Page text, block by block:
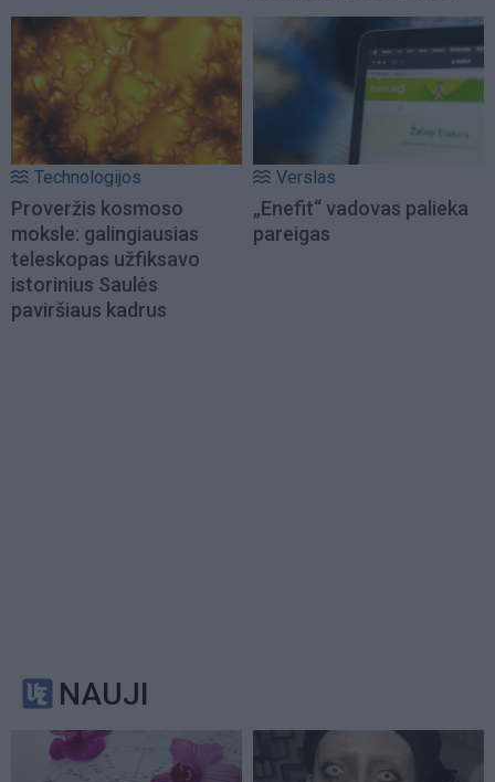
Technologijos
Proveržis kosmoso
moksle: galingiausias
teleskopas užfiksavo
istorinius Saulės
paviršiaus kadrus
Verslas
„Enefit“ vadovas palieka
pareigas
NAUJI